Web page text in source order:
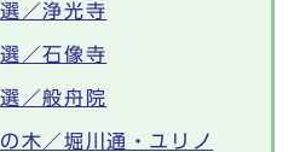
／浄光寺
／石像寺
／般舟院
木／堀川通・ユリノ